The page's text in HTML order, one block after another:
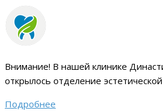
Внимание! В нашей клинике
открылось отделение
Подробнее